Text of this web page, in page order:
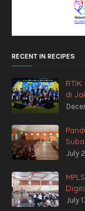
RECENT IN RECIPES
di
July
July